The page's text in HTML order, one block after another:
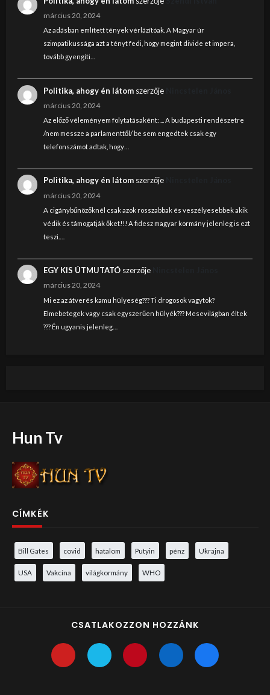
március 20, 2024
Az adásban említett tények vérlázítóak. A Magyar úr
szimpatikussága azt a tényt fedi, hogy megint divide et impera,
tovább gyengíti…
Politika, ahogy én látomszerzője
március 20, 2024
Az előző véleményem folytatásaként: ... A budapesti rendészetre
/nem messze a parlamenttől/ be sem engedtek csak egy
telefonszámot adtak, hogy…
Politika, ahogy én látomszerzője
március 20, 2024
A cigánybűnözőknél csak azok rosszabbak és veszélyesebbek akik
védik és támogatják őket!!! A fidesz magyar kormány jelenleg is ezt
teszi.…
EGY KIS ÚTMUTATÓszerzője
március 20, 2024
Mi ez az átverés kamu hülyeség??? Ti drogosok vagytok?
Elmebetegek vagy csak egyszerűen hülyék??? Mesevilágban éltek
??? Én ugyanis jelenleg…
Hun Tv
CÍMKÉK
Bill Gates covid hatalom Putyin pénz Ukrajna
USA Vakcina világkormány WHO
CSATLAKOZZON HOZZÁNK